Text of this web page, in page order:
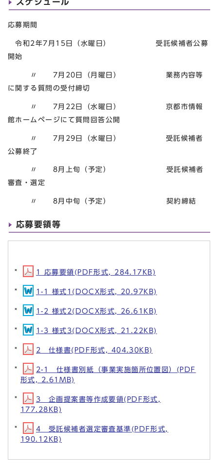
スケジュール
応募期間
令和2年7月15日（水曜日） 受託候補者公募
開始
〃 7月20日（月曜日） 業務内容等
に関する質問の受付締切
〃 7月22日（水曜日） 京都市情報
館ホームページにて質問回答公開
〃 7月29日（水曜日） 受託候補者
公募終了
〃 8月上旬（予定） 受託候補者
審査・選定
〃 8月中旬（予定） 契約締結
応募要領等
1 応募要領(PDF形式, 284.17KB)
1-1 様式1(DOCX形式, 20.97KB)
1-2 様式2(DOCX形式, 26.61KB)
1-3 様式3(DOCX形式, 21.22KB)
2 仕様書(PDF形式, 404.30KB)
2-1 仕様書別紙（事業実施箇所位置図）(PDF
形式, 2.61MB)
3 企画提案書等作成要領(PDF形式,
177.28KB)
4 受託候補者選定審査基準(PDF形式,
190.12KB)